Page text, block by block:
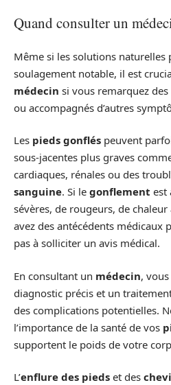
Quand consulter un
Même si les solutions naturelles
soulagement notable, il est
médecin si vous remarquez des
ou accompagnés d’autres
Les pieds gonflés peuvent
sous-jacentes plus graves
cardiaques, rénales ou des
sanguine. Si le gonflement est
sévères, de rougeurs, de
avez des antécédents médicaux
pas à solliciter un avis médical.
En consultant un médecin,
diagnostic précis et un
des complications potentielles.
l’importance de la santé de vos
supportent le poids de votre
L’enflure des pieds et des